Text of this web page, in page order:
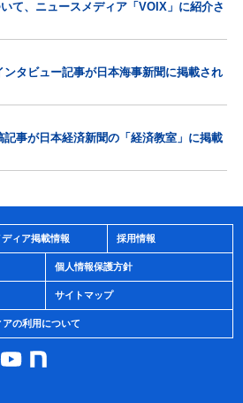
て、ニュースメディア「VOIX」に紹介さ
タビュー記事が日本海事新聞に掲載され
事が日本経済新聞の「経済教室」に掲載
ディア掲載情報 採用情報
個人情報保護方針
サイトマップ
の利用について